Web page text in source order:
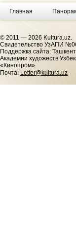
Главная
© 2011 — 2026 Kultura.uz.
Cвидетельство УзАПИ
Поддержка сайта:
Академии художеств
«Кинопром»
Почта: Letter@kultura.uz